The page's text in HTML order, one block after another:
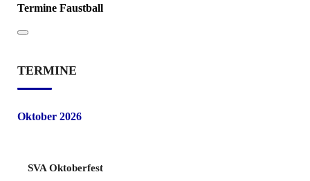
Termine Faustball
TERMINE
Oktober 2026
SVA Oktoberfest